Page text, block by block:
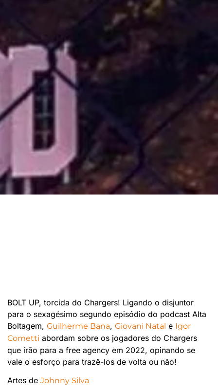
BOLT UP, torcida do Chargers! Ligando o disjuntor
para o sexagésimo segundo episódio do podcast Alta
Boltagem, Guilherme Bana, Giovani Natal e Igor
Cometti abordam sobre os jogadores do Chargers
que irão para a free agency em 2022, opinando se
vale o esforço para trazê-los de volta ou não!
Artes de Johnny Silva